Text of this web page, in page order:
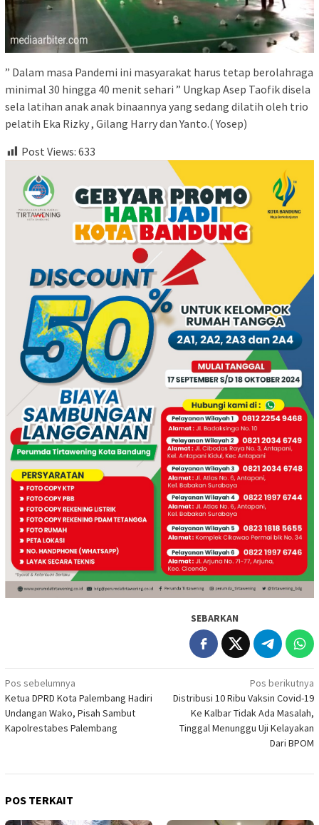
” Dalam masa Pandemi ini masyarakat harus tetap berolahraga
minimal 30 hingga 40 menit sehari ” Ungkap Asep Taofik disela
sela latihan anak anak binaannya yang sedang dilatih oleh trio
pelatih Eka Rizky , Gilang Harry dan Yanto.( Yosep)
Post Views: 633
SEBARKAN
Navigasi
pos
Pos sebelumnya
Ketua DPRD Kota Palembang Hadiri
Undangan Wako, Pisah Sambut
Kapolrestabes Palembang
Pos berikutnya
Distribusi 10 Ribu Vaksin Covid-19
Ke Kalbar Tidak Ada Masalah,
Tinggal Menunggu Uji Kelayakan
Dari BPOM
POS TERKAIT